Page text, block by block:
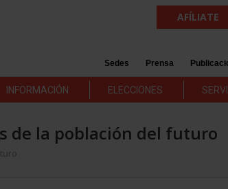
AFÍLIATE
Sedes Prensa
INFORMACIÓN ELECCIONES
de la población del futuro